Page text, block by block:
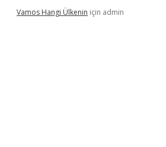
Vamos Hangi Ülkenin için admin